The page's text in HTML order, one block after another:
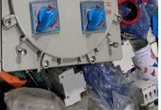
采用模块式
结构，实现多回
路自由组合
进线口数
量及规格根据
用户要求制定
采用大壳体